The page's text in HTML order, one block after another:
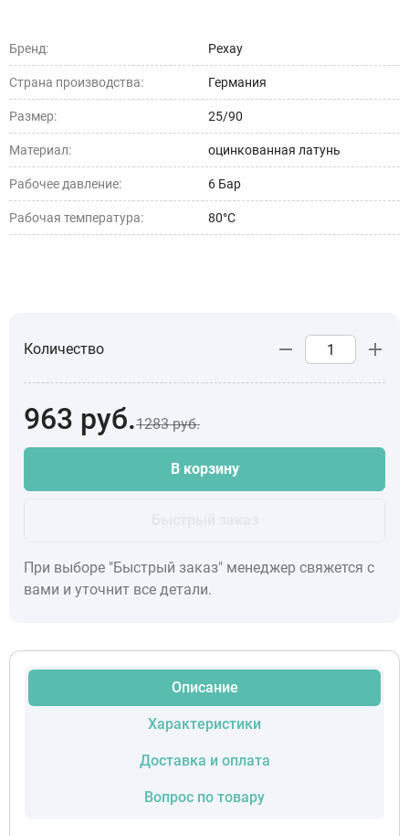
Бренд: Рехау
Страна производства: Германия
Размер: 25/90
Материал: оцинкованная латунь
Рабочее давление: 6 Бар
Рабочая температура: 80°C
Количество
963 руб.1283руб.
В корзину
При выборе "Быстрый заказ" менеджер свяжется с
вами и уточнит все детали.
Описание
Характеристики
Доставка и оплата
Вопрос по товару